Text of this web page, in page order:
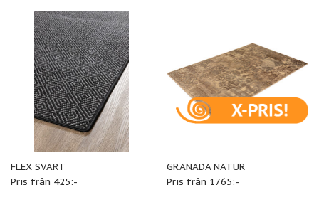
FLEX SVART
Pris från 425:-
GRANADA NATUR
Pris från 1765:-